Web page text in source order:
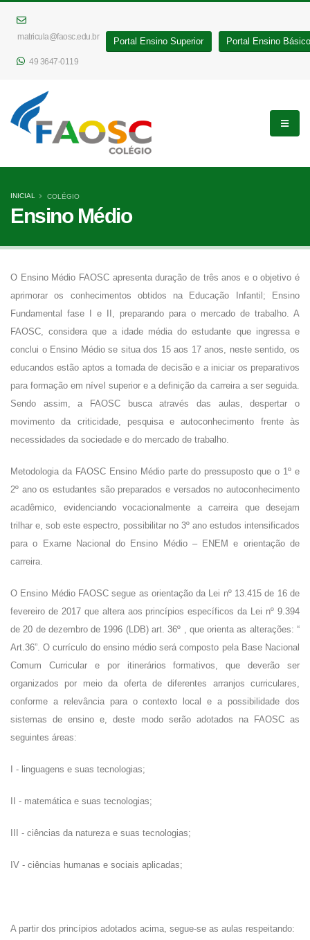
matricula@faosc.edu.br
49 3647-0119
Portal Ensino Superior Portal Ensino
INICIAL COLÉGIO
Ensino Médio
O Ensino Médio FAOSC apresenta duração de três anos e o objetivo é
aprimorar os conhecimentos obtidos na Educação Infantil; Ensino
Fundamental fase I e II, preparando para o mercado de trabalho. A
FAOSC, considera que a idade média do estudante que ingressa e
conclui o Ensino Médio se situa dos 15 aos 17 anos, neste sentido, os
educandos estão aptos a tomada de decisão e a iniciar os preparativos
para formação em nível superior e a definição da carreira a ser seguida.
Sendo assim, a FAOSC busca através das aulas, despertar o
movimento da criticidade, pesquisa e autoconhecimento frente às
necessidades da sociedade e do mercado de trabalho.
Metodologia da FAOSC Ensino Médio parte do pressuposto que o 1º e
2º ano os estudantes são preparados e versados no autoconhecimento
acadêmico, evidenciando vocacionalmente a carreira que desejam
trilhar e, sob este espectro, possibilitar no 3º ano estudos intensificados
para o Exame Nacional do Ensino Médio – ENEM e orientação de
carreira.
O Ensino Médio FAOSC segue as orientação da Lei nº 13.415 de 16 de
fevereiro de 2017 que altera aos princípios específicos da Lei nº 9.394
de 20 de dezembro de 1996 (LDB) art. 36º , que orienta as alterações: “
Art.36”. O currículo do ensino médio será composto pela Base Nacional
Comum Curricular e por itinerários formativos, que deverão ser
organizados por meio da oferta de diferentes arranjos curriculares,
conforme a relevância para o contexto local e a possibilidade dos
sistemas de ensino e, deste modo serão adotados na FAOSC as
seguintes áreas:
I - linguagens e suas tecnologias;
II - matemática e suas tecnologias;
III - ciências da natureza e suas tecnologias;
IV - ciências humanas e sociais aplicadas;
A partir dos princípios adotados acima, segue-se as aulas respeitando: